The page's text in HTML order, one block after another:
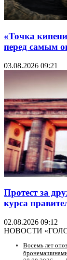
«Точка
перед самым
03.08.2026 09:21
Протест за
курса
02.08.2026 09:12
НОВОСТИ
Восемь лет